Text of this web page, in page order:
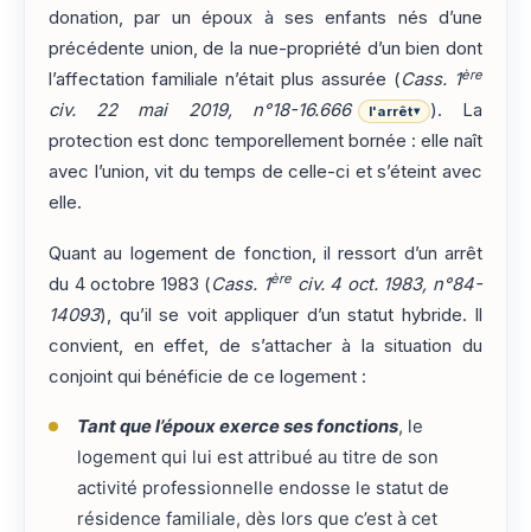
donation, par un époux à ses enfants nés d’une
précédente union, de la nue-propriété d’un bien dont
l’affectation familiale n’était plus assurée (Cass. 1ère
civ. 22 mai 2019, n°18-16.666 l'arrêt▾
). La
protection est donc temporellement bornée : elle naît
avec l’union, vit du temps de celle-ci et s’éteint avec
elle.
Quant au logement de fonction, il ressort d’un arrêt
du 4 octobre 1983 (Cass. 1ère civ. 4 oct. 1983, n°84-
14093), qu’il se voit appliquer d’un statut hybride. Il
convient, en effet, de s’attacher à la situation du
conjoint qui bénéficie de ce logement :
Tant que l’époux exerce ses fonctions, le
logement qui lui est attribué au titre de son
activité professionnelle endosse le statut de
résidence familiale, dès lors que c’est à cet